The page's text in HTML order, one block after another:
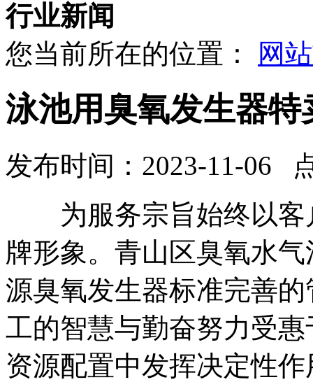
行业新闻
您当前所在的位置：
网
泳池用臭氧发生器特
发布时间：2023-11-06
为服务宗旨始终以客
牌形象。青山区臭氧水
源臭氧发生器标准完善
工的智慧与勤奋努力受
资源配置中发挥决定性